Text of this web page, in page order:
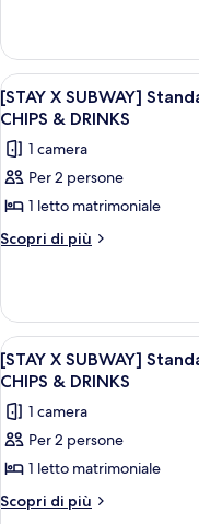
Twin
Room,
Ocean
View
+
CHIPS
&
X
SUBWAY]
Standard
Twin
Ocean
View
CHIPS
&
DRINKS
Apri
tutte
le
foto
per
[STAY
X
Double
Room,
City
View
+
CHIPS
&
7
[STAY X SUBWAY]
CHIPS & DRINKS
1 camera
Per 2 persone
1 letto matrimoniale
Scopri di più
Altri
X
SUBWAY]
Standard
Double
City
View
CHIPS
&
DRINKS
Apri
tutte
le
foto
per
[STAY
X
9
[STAY X SUBWAY]
CHIPS & DRINKS
1 camera
Per 2 persone
1 letto matrimoniale
Scopri di più
Altri